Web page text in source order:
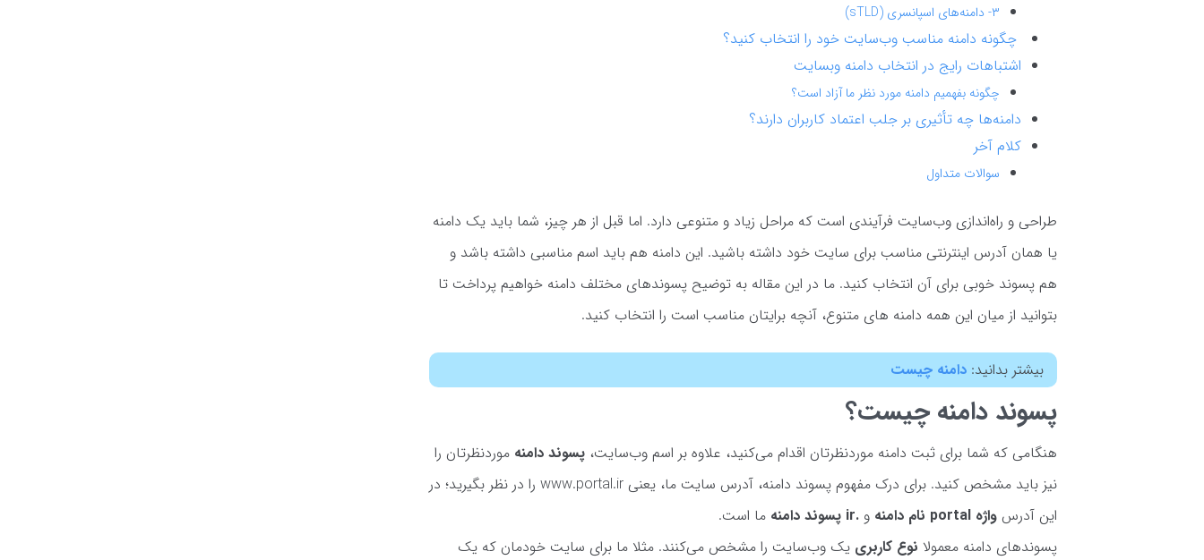
۳- دامنه‌های اسپانسری (sTLD)
چگونه دامنه مناسب وب‌سایت خود را انتخاب کنید؟
اشتباهات رایج در انتخاب دامنه وبسایت
چگونه بفهمیم دامنه مورد نظر ما آزاد است؟
دامنه‌ها چه تأثیری بر جلب اعتماد کاربران دارند؟
کلام آخر
سوالات متداول
طراحی و راه‌اندازی وب‌سایت فرآیندی است که مراحل زیاد و متنوعی دارد. اما قبل از هر چیز، شما باید یک دامنه
یا همان آدرس اینترنتی مناسب برای سایت خود داشته باشید. این دامنه هم باید اسم مناسبی داشته باشد و
هم پسوند خوبی برای آن انتخاب کنید. ما در این مقاله به توضیح پسوندهای مختلف دامنه خواهیم پرداخت تا
بتوانید از میان این همه دامنه های متنوع، آنچه برایتان مناسب است را انتخاب کنید.
بیشتر بدانید:دامنه چیست
پسوند دامنه چیست؟
هنگامی که شما برای ثبت دامنه موردنظرتان اقدام می‌کنید، علاوه بر اسم وب‌سایت،پسوند دامنه موردنظرتان را
نیز باید مشخص کنید. برای درک مفهوم پسوند دامنه، آدرس سایت ما، یعنی www.portal.ir را در نظر بگیرید؛ در
این آدرسواژه portal نام دامنه و.ir پسوند دامنه
ما است.
پسوند‌های دامنه معمولا نوع کاربری یک وب‌سایت را مشخص می‌کنند. مثلا ما برای سایت خودمان که یک